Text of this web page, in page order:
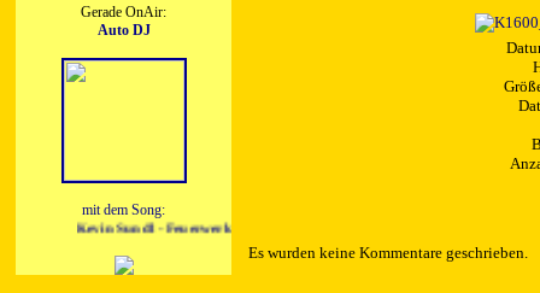
Gerade OnAir:
Auto DJ
mit dem Song:
Kevin Sundl - Feuerwerk
Es wurden keine Kommentare geschrieben.